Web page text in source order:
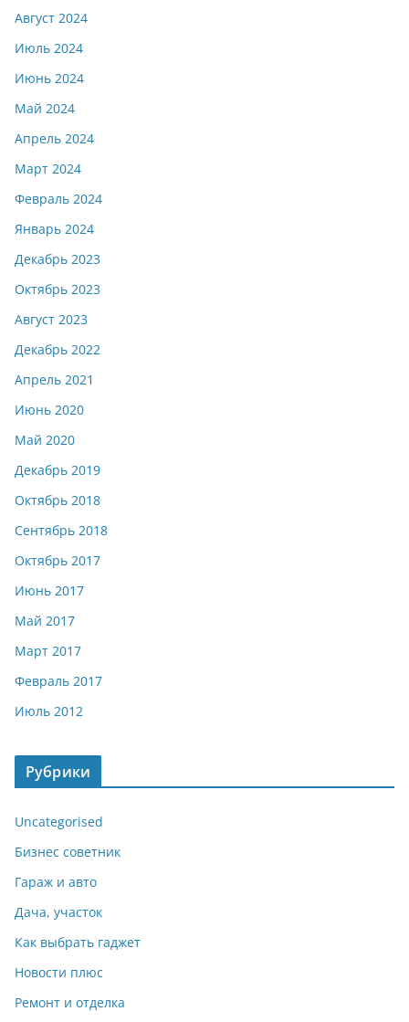
Август 2024
Июль 2024
Июнь 2024
Май 2024
Апрель 2024
Март 2024
Февраль 2024
Январь 2024
Декабрь 2023
Октябрь 2023
Август 2023
Декабрь 2022
Апрель 2021
Июнь 2020
Май 2020
Декабрь 2019
Октябрь 2018
Сентябрь 2018
Октябрь 2017
Июнь 2017
Май 2017
Март 2017
Февраль 2017
Июль 2012
Рубрики
Uncategorised
Бизнес советник
Гараж и авто
Дача, участок
Как выбрать гаджет
Новости плюс
Ремонт и отделка